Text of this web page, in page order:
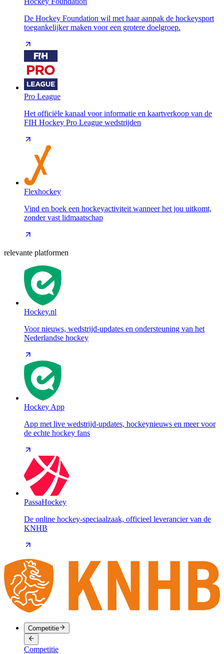
De Hockey Foundation wil met haar aanpak de hockeysport
toegankelijker maken voor een grotere doelgroep.
Pro League
Het officiële kanaal voor informatie en kaartverkoop van de
FIH Hockey Pro League wedstrijden
Flexhockey
Vind en boek een hockeyactiviteit wanneer het jou uitkomt,
zonder vast lidmaatschap
relevante platformen
Hockey.nl
Voor nieuws, wedstrijd-updates en ondersteuning van het
Nederlandse hockey
Hockey App
App met live wedstrijd-updates, hockeynieuws en meer voor
de echte hockey fans
PassaHockey
De online hockey-speciaalzaak, officieel leverancier van de
KNHB
Competitie
Competitie